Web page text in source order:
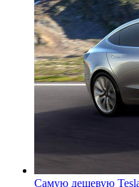
Самую дешевую